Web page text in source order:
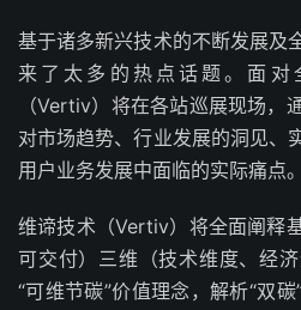
基于诸多新兴技术的不断发展及
来了太多的热点话题。面
（Vertiv）将在各站巡展现场，
对市场趋势、行业发展的洞见、
用户业务发展中面临的实际痛点。
维谛技术（Vertiv）将全面阐释
可交付）三维（技术维度、经
“可维节碳”价值理念，解析“双